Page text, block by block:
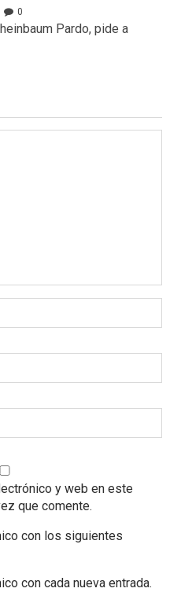
0
Pardo, pide a
y web en este
que comente.
con los siguientes
con cada nueva entrada.